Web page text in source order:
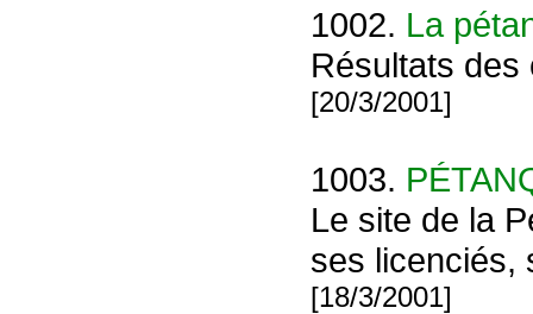
1002. La
Résultats des
[20/3/2001]
1003.
Le site de la
ses licenciés,
[18/3/2001]